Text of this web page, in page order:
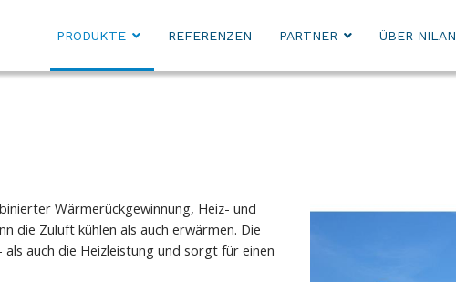
PRODUKTE REFERENZEN PARTNER ÜBER NILAN
Wärmerückgewinnung, Heiz- und
die Zuluft kühlen als auch erwärmen. Die
auch die Heizleistung und sorgt für einen